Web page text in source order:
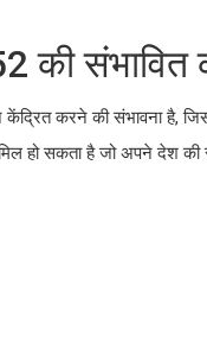
संभावित
केंद्रित करने की संभावना है,
हो सकता है जो अपने देश की